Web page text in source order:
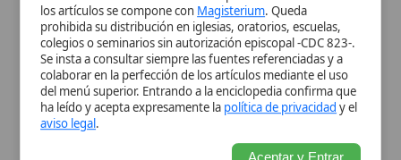
Comentario teológico
Conclusión
Citas y referencias